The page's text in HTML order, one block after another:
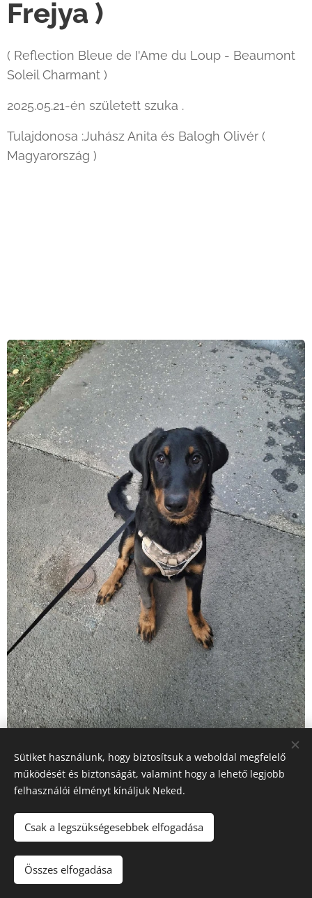
Frejya )
( Reflection Bleue de I'Ame du Loup - Beaumont
Soleil Charmant )
2025.05.21-én született szuka .
Tulajdonosa :Juhász Anita és Balogh Olivér (
Magyarország )
Dallas Soleil
Charmant
Début Charsky Klenot - Alita Soleil Charmant )
Sütiket használunk, hogy biztosítsuk a weboldal megfelelő
működését és biztonságát, valamint hogy a lehető legjobb
felhasználói élményt kínáljuk Neked.
Csak a legszükségesebbek elfogadása
Összes elfogadása